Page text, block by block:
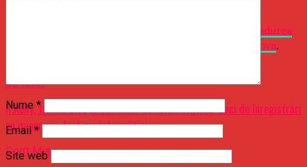
Postare enigmatica: Seful AEP, adus din padurea
Ziarul Incisiv de Prahova.
Up Next
R.Kelly, trimis după gratii chiar de foştii angajaţi: Zeci de înregistrări
cu minore au fost predate poliţiei
Don't Miss
Nume *
Email*
Site web